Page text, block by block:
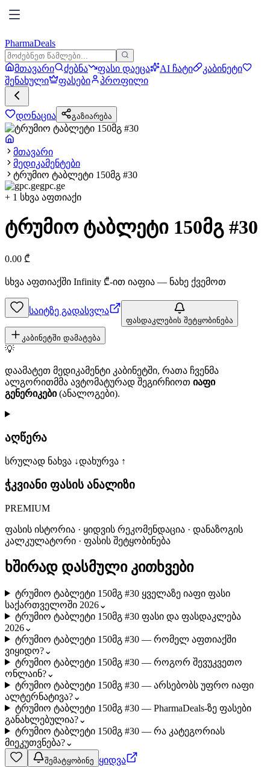
PharmaDeals
მთავარი ძებნა ფასი დაეცა AI ჩატი
კაბინეტი
შენახული
ფასები პროფილი
დონაცია გაზიარება
მთავარი
მედიკამენტები
ტრუმიო ტაბლეტი 150მგ #30
gpc.ge
+ 1 სხვა აფთიაქი
ტრუმიო ტაბლეტი 150მგ #30
0.00 ₾
სხვა აფთიაქში Infinity ₾-ით იაფია — ნახე ქვემოთ
საიტზე გადასვლა
ფასდაკლების შეტყობინება
კაბინეტში დამატება
💡
დაამატეთ მედიკამენტი კაბინეტში, რათა ჩვენმა
ალგორითმმა ავტომატურად შეგირჩიოთ იაფი
გენერიკები(ანალოგები).
აღწერა
სრულად ნახვა ↓დახურვა ↑
ჭკვიანი ფასის ანალიზი
PREMIUM
ფასის ისტორია · ყიდვის რეკომენდაცია · დანაზოგის
კალკულატორი · ფასის შეტყობინება
ხშირად დასმული კითხვები
ტრუმიო ტაბლეტი 150მგ #30 ყველაზე იაფი ფასი
საქართველოში 2026⌄
ტრუმიო ტაბლეტი 150მგ #30 ფასი და ფასდაკლება
2026⌄
ტრუმიო ტაბლეტი 150მგ #30 — რომელ აფთიაქში
ვიყიდო?⌄
ტრუმიო ტაბლეტი 150მგ #30 — როგორ შევუკვეთო
ონლაინ?⌄
ტრუმიო ტაბლეტი 150მგ #30 — არსებობს უფრო იაფი
ალტერნატივა?⌄
ტრუმიო ტაბლეტი 150მგ #30 — PharmaDeals-ზე ფასები
განახლებულია?⌄
ტრუმიო ტაბლეტი 150მგ #30 — რა კატეგორიას
მიეკუთვნება?⌄
შემატყობინე ყიდვა